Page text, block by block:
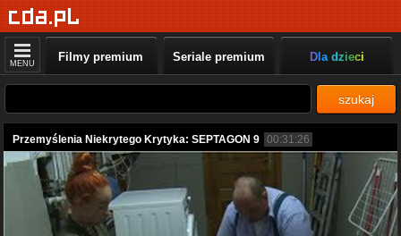
MENU Filmy premium Seriale premium Dla dzieci
szukaj
Przemyślenia Niekrytego Krytyka: SEPTAGON 9 00:31:26